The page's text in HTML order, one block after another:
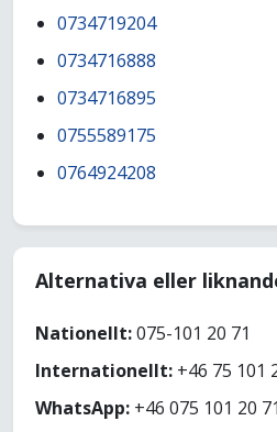
0734719204
0734716888
0734716895
0755589175
0764924208
Alternativa eller
Nationellt:075-101 20 71
Internationellt: +46 75 101
WhatsApp: +46 075 101 20 71